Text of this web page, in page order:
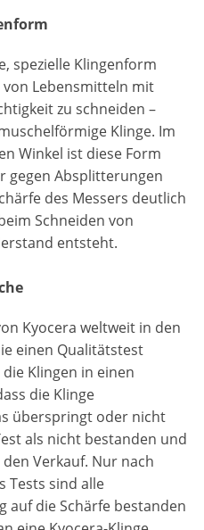
spezielle Klingenform
von Lebensmitteln mit
zu schneiden –
Klinge. Im
Winkel ist diese Form
gegen Absplitterungen
des Messers deutlich
Schneiden von
entsteht.
Kyocera weltweit in den
einen Qualitätstest
Klingen in einen
die Klinge
überspringt oder nicht
als nicht bestanden und
Verkauf. Nur nach
Tests sind alle
auf die Schärfe bestanden